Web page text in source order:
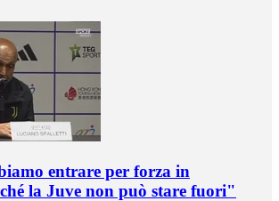
entrare per forza in
la Juve non può stare fuori"